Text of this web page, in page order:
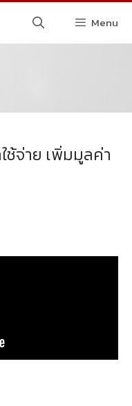
Menu
ช้จ่าย เพิ่มมูลค่า